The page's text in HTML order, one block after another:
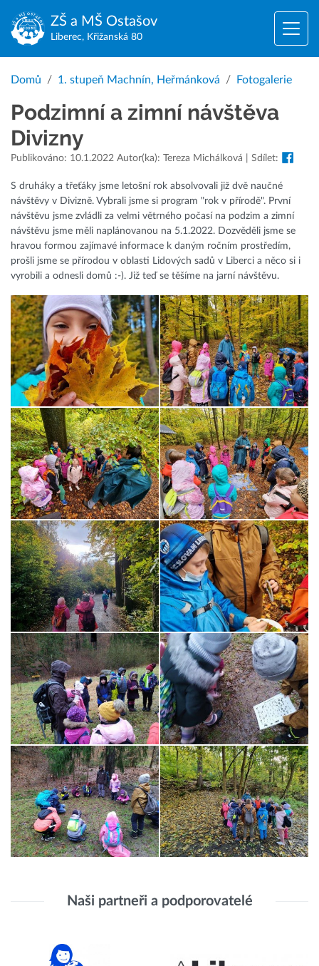
ZŠ a MŠ Ostašov
Liberec, Křižanská 80
Domů 1. stupeň Machnín, Heřmánková Fotogalerie
Podzimní a zimní návštěva
Divizny
Publikováno: 10.1.2022 Autor(ka): Tereza Michálková | Sdílet:
S druháky a třeťáky jsme letošní rok absolvovali již dvě naučné
návštěvy v Divizně. Vybrali jsme si program "rok v přírodě". První
návštěvu jsme zvládli za velmi větrného počasí na podzim a zimní
návštěvu jsme měli naplánovanou na 5.1.2022. Dozvěděli jsme se
hravou formou zajímavé informace k daným ročním prostředím,
prošli jsme se přírodou v oblasti Lidových sadů v Liberci a něco si i
vyrobili a odnesli domů :-). Již teď se těšíme na jarní návštěvu.
Naši partneři a podporovatelé